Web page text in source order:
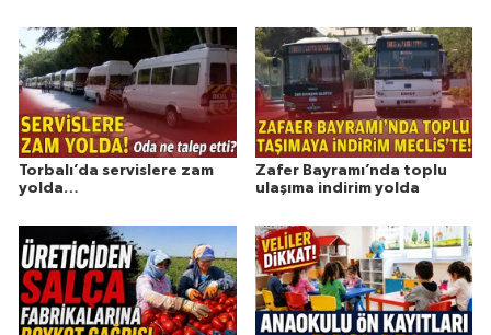
Torbalı’da servislere zam
yolda…
Zafer Bayramı’nda toplu
ulaşıma indirim yolda